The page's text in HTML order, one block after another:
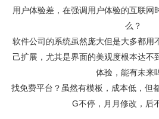
用户体验差，在强调用户体验的互联网
么？
软件公司的系统虽然庞大但是大多都用
己扩展，尤其是界面的美观度根本达不
体验，能有未来
找免费平台？虽然有模板，成本低，但
G不停，月月修改，后